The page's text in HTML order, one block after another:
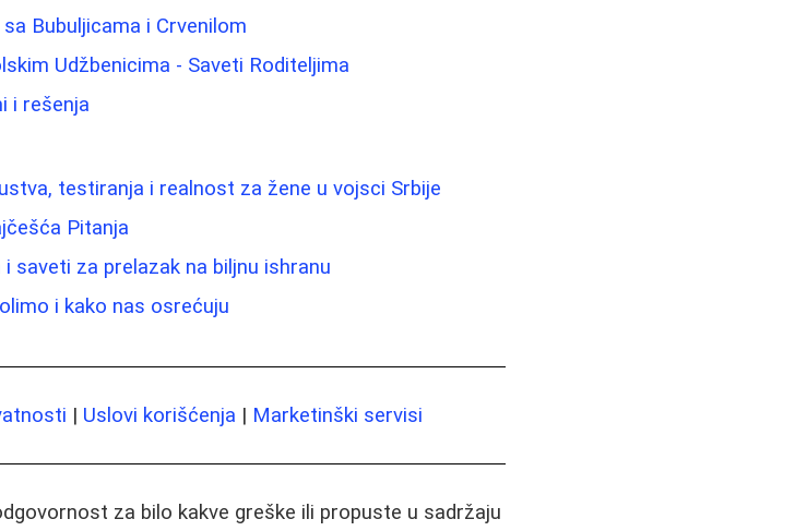
Bubuljicama i Crvenilom
Udžbenicima - Saveti Roditeljima
i rešenja
testiranja i realnost za žene u vojsci Srbije
Pitanja
za prelazak na biljnu ishranu
i kako nas osrećuju
| Uslovi korišćenja | Marketinški servisi
za bilo kakve greške ili propuste u sadržaju